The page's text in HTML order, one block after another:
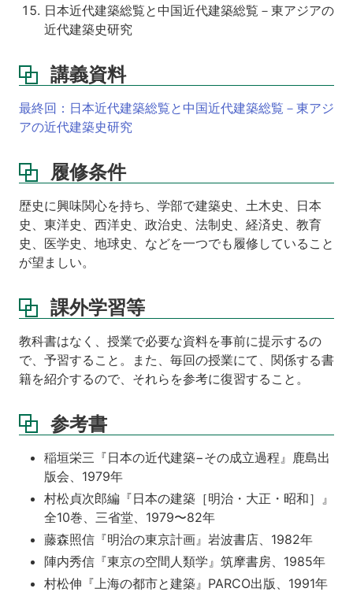
日本近代建築総覧と中国近代建築総覧－東アジアの
近代建築史研究
講義資料
最終回：日本近代建築総覧と中国近代建築総覧－東アジ
アの近代建築史研究
履修条件
歴史に興味関心を持ち、学部で建築史、土木史、日本
史、東洋史、西洋史、政治史、法制史、経済史、教育
史、医学史、地球史、などを一つでも履修していること
が望ましい。
課外学習等
教科書はなく、授業で必要な資料を事前に提示するの
で、予習すること。また、毎回の授業にて、関係する書
籍を紹介するので、それらを参考に復習すること。
参考書
稲垣栄三『日本の近代建築−その成立過程』鹿島出
版会、1979年
村松貞次郎編『日本の建築［明治・大正・昭和］』
全10巻、三省堂、1979〜82年
藤森照信『明治の東京計画』岩波書店、1982年
陣内秀信『東京の空間人類学』筑摩書房、1985年
村松伸『上海の都市と建築』PARCO出版、1991年